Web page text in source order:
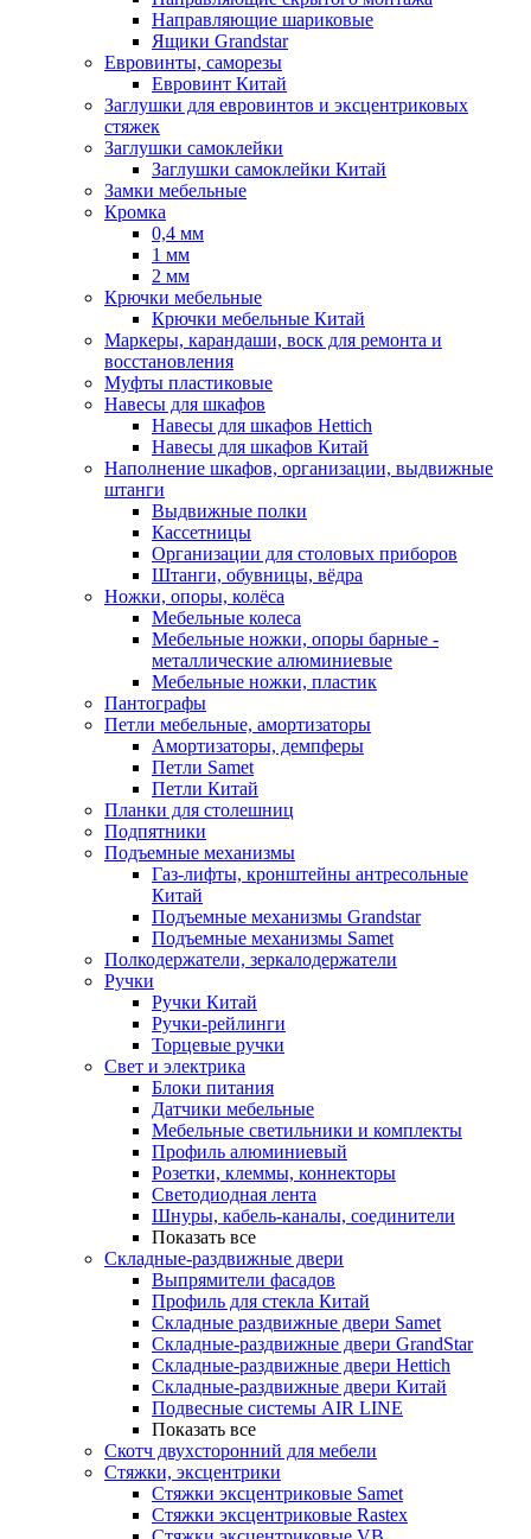
Направляющие шариковые
Ящики Grandstar
Евровинты, саморезы
Евровинт Китай
Заглушки для евровинтов и эксцентриковых
стяжек
Заглушки самоклейки
Заглушки самоклейки Китай
Замки мебельные
Кромка
0,4 мм
1 мм
2 мм
Крючки мебельные
Крючки мебельные Китай
Маркеры, карандаши, воск для ремонта и
восстановления
Муфты пластиковые
Навесы для шкафов
Навесы для шкафов Hettich
Навесы для шкафов Китай
Наполнение шкафов, организации, выдвижные
штанги
Выдвижные полки
Кассетницы
Организации для столовых приборов
Штанги, обувницы, вёдра
Ножки, опоры, колёса
Мебельные колеса
Мебельные ножки, опоры барные -
металлические алюминиевые
Мебельные ножки, пластик
Пантографы
Петли мебельные, амортизаторы
Амортизаторы, демпферы
Петли Samet
Петли Китай
Планки для столешниц
Подпятники
Подъемные механизмы
Газ-лифты, кронштейны антресольные
Китай
Подъемные механизмы Grandstar
Подъемные механизмы Samet
Полкодержатели, зеркалодержатели
Ручки
Ручки Китай
Ручки-рейлинги
Торцевые ручки
Свет и электрика
Блоки питания
Датчики мебельные
Мебельные светильники и комплекты
Профиль алюминиевый
Розетки, клеммы, коннекторы
Светодиодная лента
Шнуры, кабель-каналы, соединители
Показать все
Складные-раздвижные двери
Выпрямители фасадов
Профиль для стекла Китай
Складные раздвижные двери Samet
Складные-раздвижные двери GrandStar
Складные-раздвижные двери Hettich
Складные-раздвижные двери Китай
Подвесные системы AIR LINE
Показать все
Скотч двухсторонний для мебели
Стяжки, эксцентрики
Cтяжки эксцентриковые Samet
Стяжки эксцентриковые Rastex